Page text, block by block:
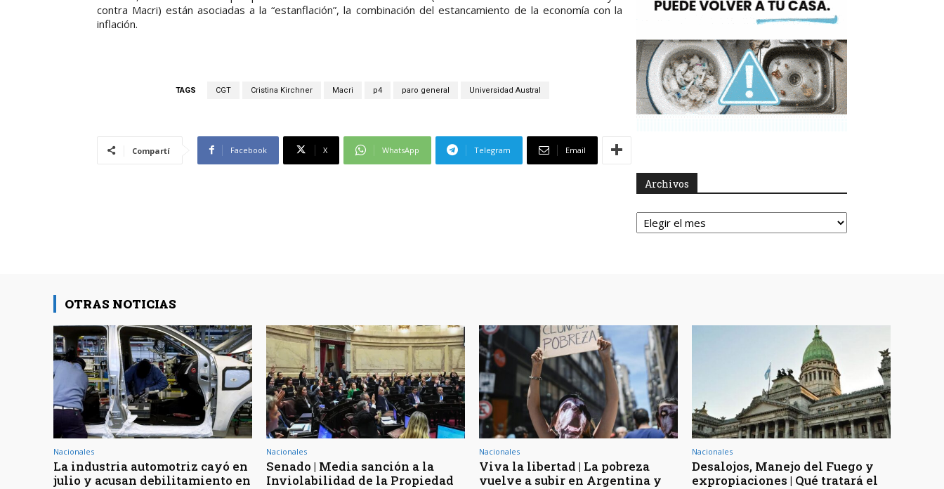
contra Macri) están asociadas a la “estanflación”, la combinación del estancamiento de la economía con la
inflación.
TAGS CGT Cristina Kirchner Macri p4 paro general Universidad Austral
Compartí Facebook X WhatsApp Telegram Email
Archivos
Archivos
OTRAS NOTICIAS
Nacionales
La industria automotriz cayó en
julio y acusan debilitamiento en
Nacionales
Senado | Media sanción a la
Inviolabilidad de la Propiedad
Nacionales
Viva la libertad | La pobreza
vuelve a subir en Argentina y
Nacionales
Desalojos, Manejo del Fuego y
expropiaciones | Qué tratará el